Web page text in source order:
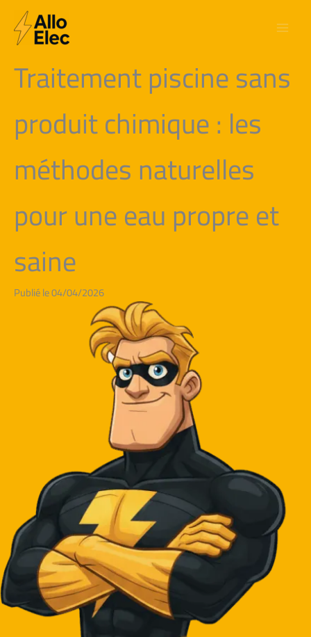
contenu
Traitement piscine sans
produit chimique : les
méthodes naturelles
pour une eau propre et
saine
Publié le 04/04/2026